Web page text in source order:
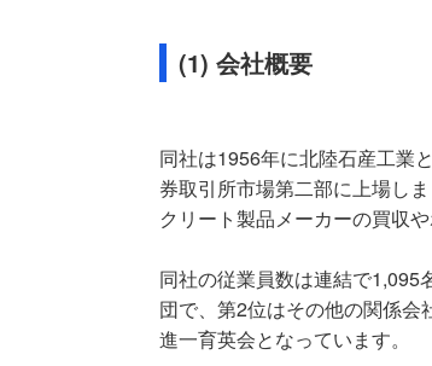
(1) 会社概要
同社は1956年に北陸石産工業
券取引所市場第二部に上場し
クリート製品メーカーの買収
同社の従業員数は連結で1,095
団で、第2位はその他の関係
進一育英会となっています。